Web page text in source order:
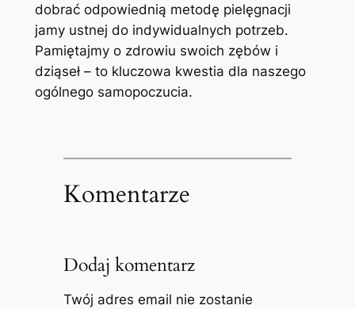
dobrać odpowiednią metodę pielęgnacji
jamy ustnej do indywidualnych potrzeb.
Pamiętajmy o zdrowiu swoich zębów i
dziąseł – to kluczowa kwestia dla naszego
ogólnego samopoczucia.
Komentarze
Dodaj komentarz
Twój adres email nie zostanie